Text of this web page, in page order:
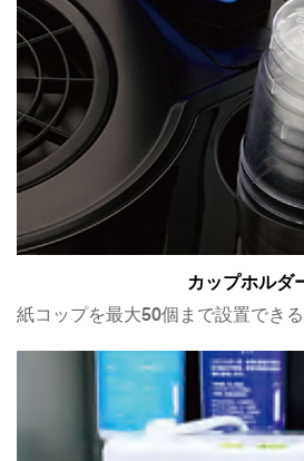
カップホルダ
紙コップを最大50個まで設置でき